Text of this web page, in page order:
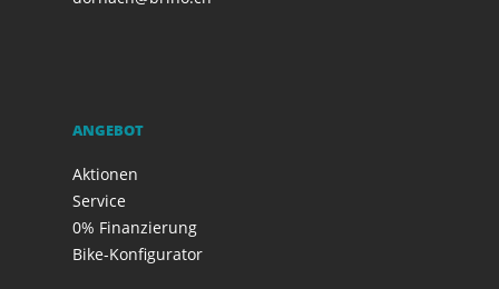
ANGEBOT
Aktionen
Service
0% Finanzierung
Bike-Konfigurator